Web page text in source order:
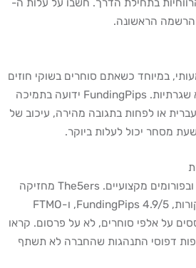
בתחילת הדרך. חשבו על עלות ה-
הרשמה הראשונה.
משמעותי, במיוחד כשאתם סוחרים בשוקי חוזים
עתידיים שפועלים בשעות לא שגרתיות. FundingPips ידועה בתמיכה
או לפחות בתגובה מהירה, עיכוב של
מסחר יכול לעלות ביוקר.
בדקו ביקורות ב-Trustpilot ובפורומים מקצועיים. The5ers מחזיקה
דירוג 4.8/5 מעל 1,000 ביקורות, FundingPips 4.9/5, ו-FTMO
על אלפי סוחרים, לא על פרסום. קראו
דפוסי התנהגות שהחברה לא תשתף